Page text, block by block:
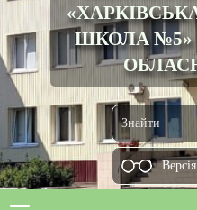
ШКОЛА №5»